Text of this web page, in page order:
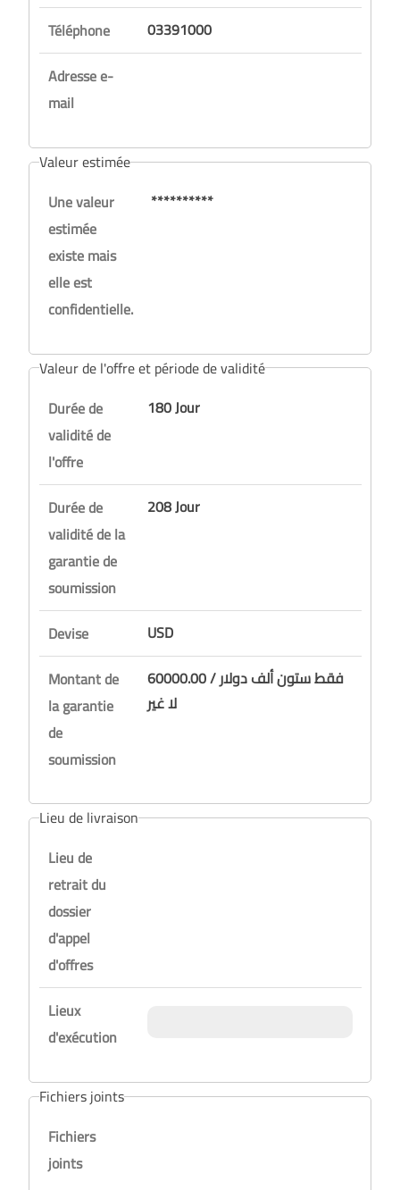
Téléphone
03391000
Adresse e-
mail
Valeur estimée
Une valeur
estimée
existe mais
elle est
confidentielle.
**********
Valeur de l'offre et période de validité
Durée de
validité de
l'offre
180 Jour
Durée de
validité de la
garantie de
soumission
208 Jour
Devise
USD
Montant de
la garantie
de
soumission
60000.00 / فقط ستون ألف دولار
لا غير
Lieu de livraison
Lieu de
retrait du
dossier
d'appel
d'offres
Lieux
d'exécution
Fichiers joints
Fichiers
joints